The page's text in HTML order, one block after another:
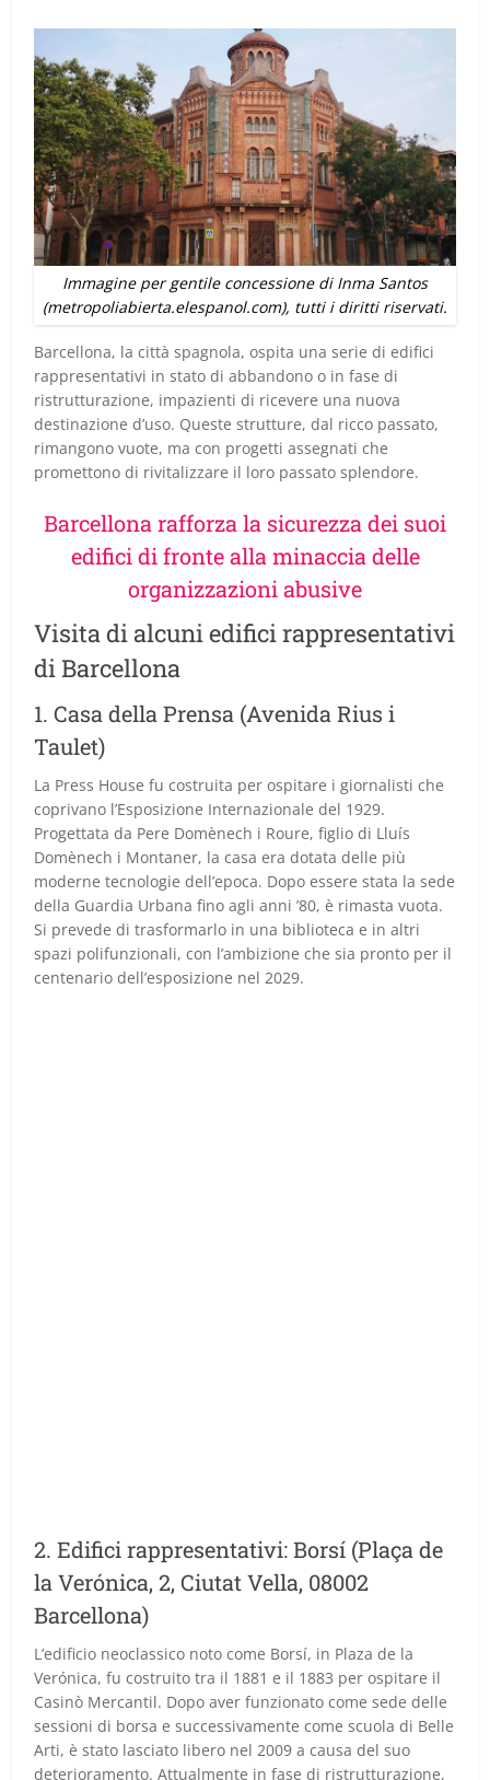
Immagine per gentile concessione di Inma Santos
(metropoliabierta.elespanol.com), tutti i diritti riservati.
Barcellona, la città spagnola, ospita una serie di edifici
rappresentativi in stato di abbandono o in fase di
ristrutturazione, impazienti di ricevere una nuova
destinazione d’uso. Queste strutture, dal ricco passato,
rimangono vuote, ma con progetti assegnati che
promettono di rivitalizzare il loro passato splendore.
Barcellona rafforza la sicurezza dei suoi
edifici di fronte alla minaccia delle
organizzazioni abusive
Visita di alcuni edifici rappresentativi
di Barcellona
1. Casa della Prensa (Avenida Rius i
Taulet)
La Press House fu costruita per ospitare i giornalisti che
coprivano l’Esposizione Internazionale del 1929.
Progettata da Pere Domènech i Roure, figlio di Lluís
Domènech i Montaner, la casa era dotata delle più
moderne tecnologie dell’epoca. Dopo essere stata la sede
della Guardia Urbana fino agli anni ’80, è rimasta vuota.
Si prevede di trasformarlo in una biblioteca e in altri
spazi polifunzionali, con l’ambizione che sia pronto per il
centenario dell’esposizione nel 2029.
2. Edifici rappresentativi: Borsí (Plaça de
la Verónica, 2, Ciutat Vella, 08002
Barcellona)
L’edificio neoclassico noto come Borsí, in Plaza de la
Verónica, fu costruito tra il 1881 e il 1883 per ospitare il
Casinò Mercantil. Dopo aver funzionato come sede delle
sessioni di borsa e successivamente come scuola di Belle
Arti, è stato lasciato libero nel 2009 a causa del suo
deterioramento. Attualmente in fase di ristrutturazione,